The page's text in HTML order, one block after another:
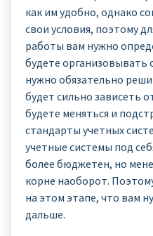
как им удобно, однако
свои условия, поэтому
работы вам нужно
будете организовывать
нужно обязательно
будет сильно зависеть
будете меняться и
стандарты учетных
учетные системы под
более бюджетен, но
корне наоборот.
на этом этапе, что вам
дальше.